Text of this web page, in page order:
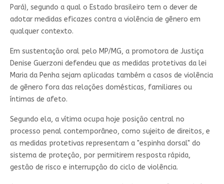
Pará), segundo a qual o Estado brasileiro tem o dever de
adotar medidas eficazes contra a violência de gênero em
qualquer contexto.
Em sustentação oral pelo MP/MG, a promotora de Justiça
Denise Guerzoni defendeu que as medidas protetivas da lei
Maria da Penha sejam aplicadas também a casos de violência
de gênero fora das relações domésticas, familiares ou
íntimas de afeto.
Segundo ela, a vítima ocupa hoje posição central no
processo penal contemporâneo, como sujeito de direitos, e
as medidas protetivas representam a "espinha dorsal" do
sistema de proteção, por permitirem resposta rápida,
gestão de risco e interrupção do ciclo de violência.